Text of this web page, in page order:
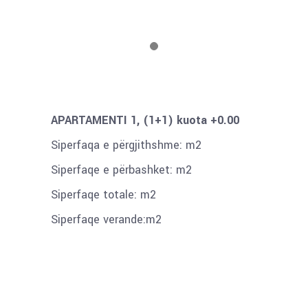
APARTAMENTI 1, (1+1) kuota +0.00
Siperfaqa e përgjithshme: m2
Siperfaqe e përbashket: m2
Siperfaqe totale: m2
Siperfaqe verande:m2